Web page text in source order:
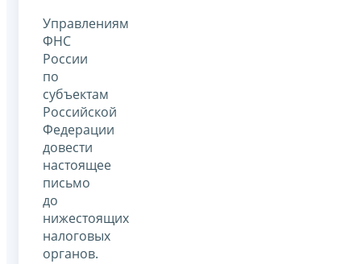
Управлениям
ФНС
России
по
субъектам
Российской
Федерации
довести
настоящее
письмо
до
нижестоящих
налоговых
органов.